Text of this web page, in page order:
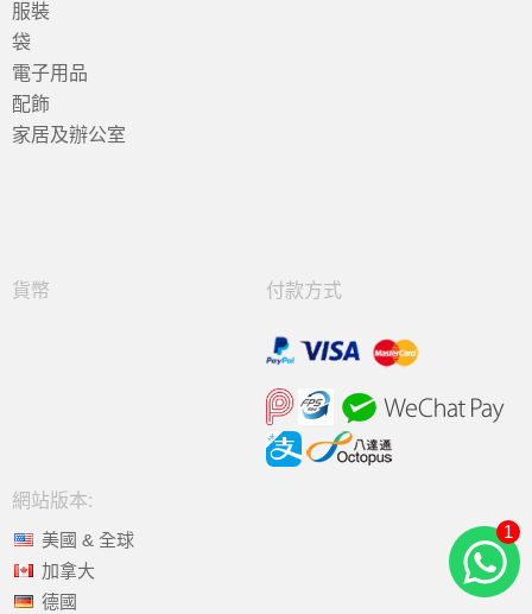
服裝
袋
電子用品
配飾
家居及辦公室
貨幣 付款方式
網站版本:
美國 & 全球
加拿大
德國
1